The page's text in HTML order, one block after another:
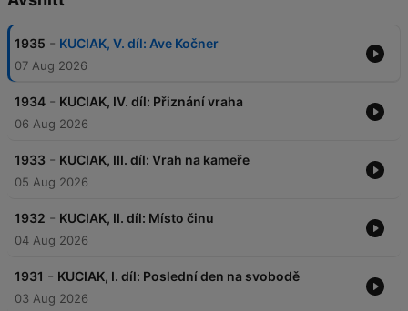
1935 - KUCIAK, V. díl: Ave Kočner
07 Aug 2026
1934 - KUCIAK, IV. díl: Přiznání vraha
06 Aug 2026
1933 - KUCIAK, III. díl: Vrah na kameře
05 Aug 2026
1932 - KUCIAK, II. díl: Místo činu
04 Aug 2026
1931 - KUCIAK, I. díl: Poslední den na svobodě
03 Aug 2026